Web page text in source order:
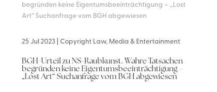
BGH-Urteil zu NS-Raubkunst. Wahre Tatsachen
begründen keine Eigentumsbeeinträchtigung –
„Lost Art“ Suchanfrage vom BGH abgewiesen
25 Jul 2023| Copyright Law, Media & Entertainment